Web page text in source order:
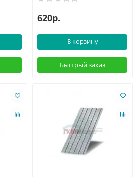
620р.
В корзину
Быстрый заказ